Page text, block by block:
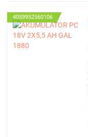
4059952560106